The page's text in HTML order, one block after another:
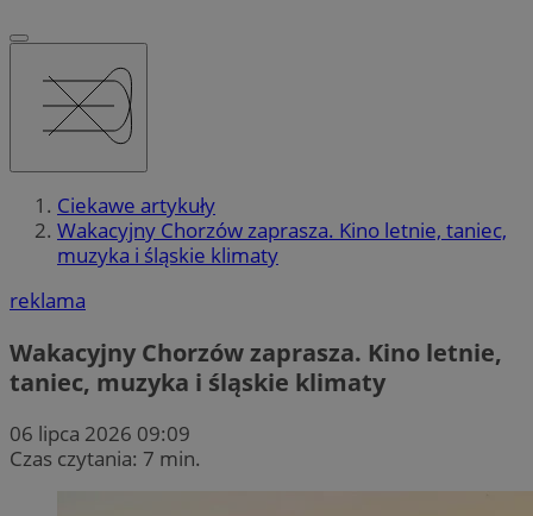
Ciekawe artykuły
Wakacyjny Chorzów zaprasza. Kino letnie, taniec,
muzyka i śląskie klimaty
reklama
Wakacyjny Chorzów zaprasza. Kino letnie,
taniec, muzyka i śląskie klimaty
06 lipca 2026 09:09
Czas czytania: 7 min.